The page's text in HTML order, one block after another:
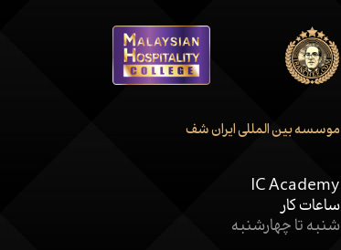
موسسه بین المللی ایران شف
IC Academy
ساعات کار
شنبه تا چهارشنبه